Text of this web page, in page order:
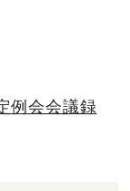
例会会議録